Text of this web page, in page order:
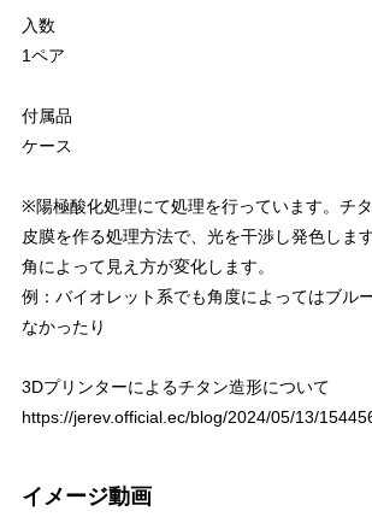
入数
1ペア
付属品
ケース
※陽極酸化処理にて処理を行っています。チ
皮膜を作る処理方法で、光を干渉し発色しま
角によって見え方が変化します。
例：バイオレット系でも角度によってはブル
なかったり
3Dプリンターによるチタン造形について
https://jerev.official.ec/blog/2024/05/13/
イメージ動画